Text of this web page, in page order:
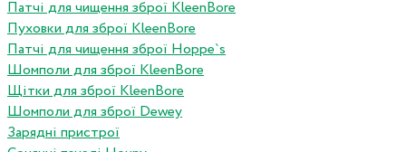
Патчі для чищення зброї KleenBore
Пуховки для зброї KleenBore
Патчі для чищення зброї Hoppe`s
Шомполи для зброї KleenBore
Щітки для зброї KleenBore
Шомполи для зброї Dewey
Зарядні пристрої